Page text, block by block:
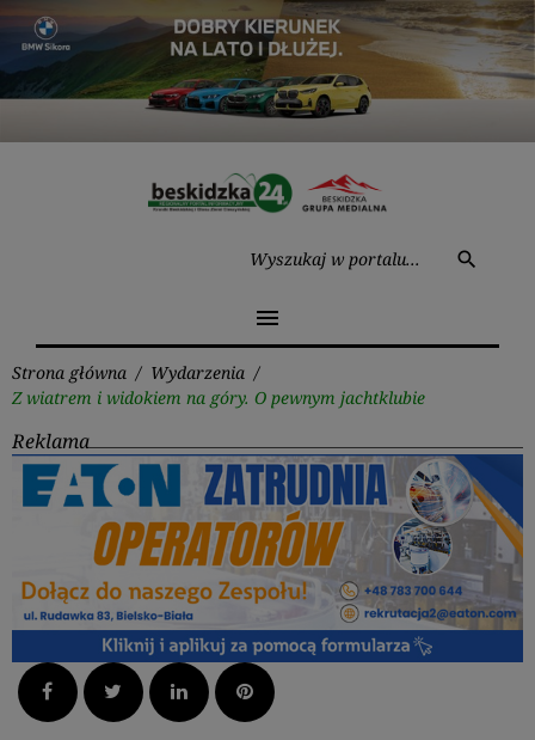
Przejdź
treści
search
menu
Strona główna / Wydarzenia /
Z wiatrem i widokiem na góry. O pewnym jachtklubie
Reklama
Facebook Twitter LinkedInPinterest